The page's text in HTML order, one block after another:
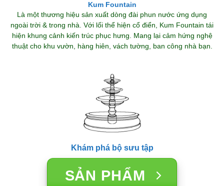
Kum Fountain
Là một thương hiệu sản xuất dòng đài phun nước ứng dụng
ngoài trời & trong nhà. Với lối thể hiện cổ điển, Kum Fountain tái
hiện khung cảnh kiến trúc phục hưng. Mang lại cảm hứng nghệ
thuật cho khu vườn, hàng hiên, vách tường, ban công nhà bạn.
Khám phá bộ sưu tập
SẢN PHẨM